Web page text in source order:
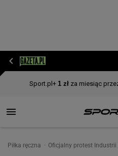
Piłka ręczna Oficjalny protest